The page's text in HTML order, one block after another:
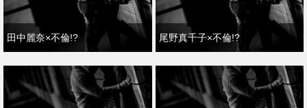
田中麗奈×不倫!? 尾野真千子×不倫!?